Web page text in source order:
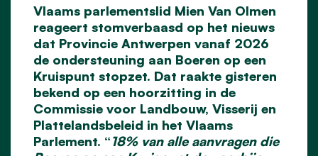
Vlaams parlementslid Mien Van Olmen
reageert stomverbaasd op het nieuws
dat Provincie Antwerpen vanaf 2026
de ondersteuning aan Boeren op een
Kruispunt stopzet. Dat raakte gisteren
bekend op een hoorzitting in de
Commissie voor Landbouw, Visserij en
Plattelandsbeleid in het Vlaams
Parlement. “18% van alle aanvragen die